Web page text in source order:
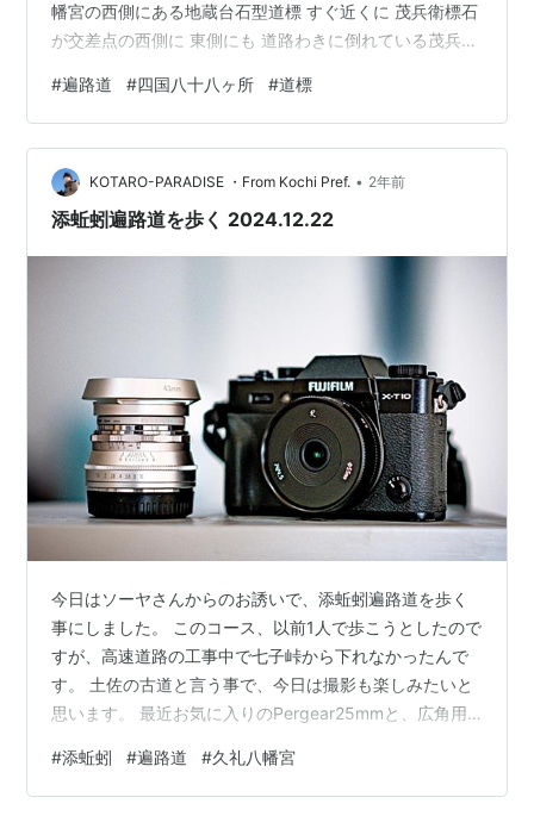
幡宮の西側にある地蔵台石型道標 すぐ近くに 茂兵衛標石
が交差点の西側に 東側にも 道路わきに倒れている茂兵衛
2基並ぶ道標 道隆寺へ5丁（500ｍ少し） 道隆寺は左へ折
れ100ｍ程です 77番道隆寺（四国偏禮名所図会より）
MAP道隆寺へ（カシミール3Dにて作成） (=^・^=)END
#遍路道 #四国八十八ヶ所 #道標
KOTARO-PARADISE ・From Kochi Pref. • 2年前
添蚯蚓遍路道を歩く 2024.12.22
今日はソーヤさんからのお誘いで、添蚯蚓遍路道を歩く
事にしました。 このコース、以前1人で歩こうとしたので
すが、高速道路の工事中で七子峠から下れなかったんで
す。 土佐の古道と言う事で、今日は撮影も楽しみたいと
思います。 最近お気に入りのPergear25mmと、広角用
F4.5固定のパンケーキ広角レンズなのですが.... 登りはこ
のコースです。 久礼八幡宮からスタートです 猫に注
#添蚯蚓 #遍路道 #久礼八幡宮